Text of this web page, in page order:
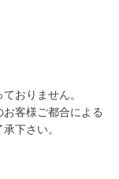
おりません。
客様ご都合による
下さい。